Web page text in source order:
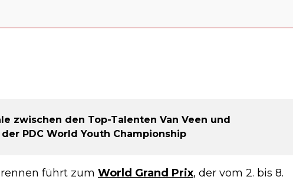
zwischen den Top-Talenten Van Veen und
PDC World Youth Championship
führt zum World Grand Prix, der vom 2. bis 8.